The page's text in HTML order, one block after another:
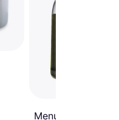
Menu Kettle 1.5L